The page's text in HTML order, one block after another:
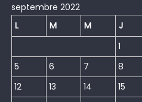
septembre 2022
L
M M J
1
5
6 7 8
12
13 14 15